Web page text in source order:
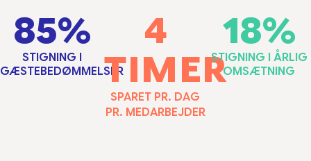
85%
STIGNING I
GÆSTEBEDØMMELSER
4
TIMER
SPARET PR. DAG
PR. MEDARBEJDER
18%
STIGNING I ÅRLIG
OMSÆTNING